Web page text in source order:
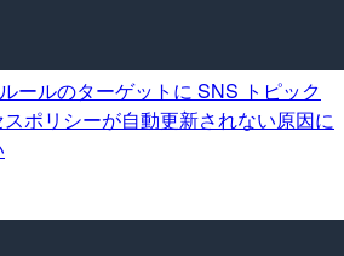
ールのターゲットに SNS トピック
ポリシーが自動更新されない原因に